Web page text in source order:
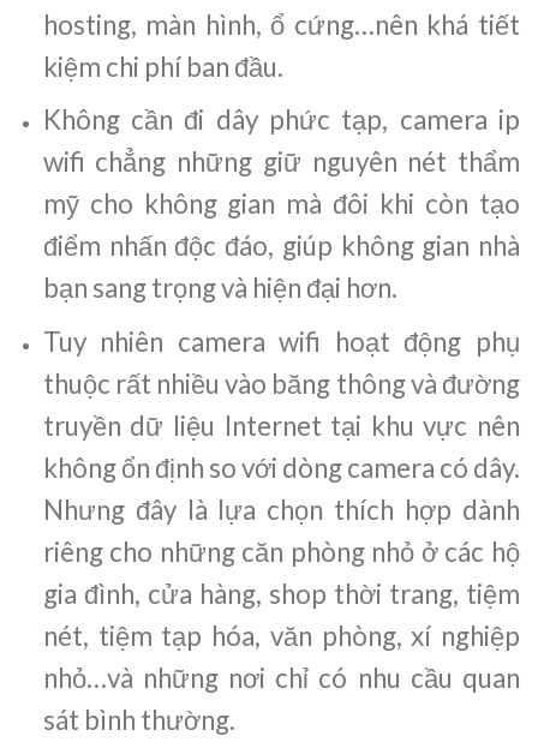
hosting, màn hình, ổ cứng…nên khá tiết
kiệm chi phí ban đầu.
Không cần đi dây phức tạp, camera ip
wifi chẳng những giữ nguyên nét thẩm
mỹ cho không gian mà đôi khi còn tạo
điểm nhấn độc đáo, giúp không gian nhà
bạn sang trọng và hiện đại hơn.
Tuy nhiên camera wifi hoạt động phụ
thuộc rất nhiều vào băng thông và đường
truyền dữ liệu Internet tại khu vực nên
không ổn định so với dòng camera có dây.
Nhưng đây là lựa chọn thích hợp dành
riêng cho những căn phòng nhỏ ở các hộ
gia đình, cửa hàng, shop thời trang, tiệm
nét, tiệm tạp hóa, văn phòng, xí nghiệp
nhỏ…và những nơi chỉ có nhu cầu quan
sát bình thường.